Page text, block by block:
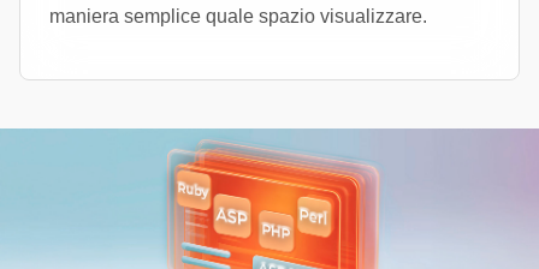
maniera semplice quale spazio visualizzare.